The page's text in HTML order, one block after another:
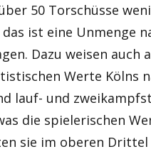
50 Torschüsse
ist eine Unmenge
Dazu weisen auch
Werte Kölns
lauf- und
die spielerischen
sie im oberen